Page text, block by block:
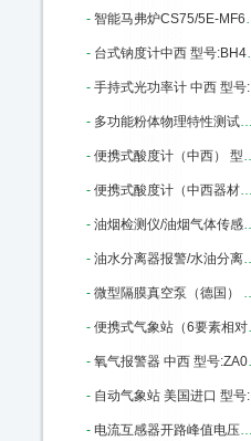
- 智能马弗炉CS75/5E-MF6100升级款中西 型号:CS75/5E-MF6100K库号：M393139
- 台式钠度计中西 型号:BH43/D-HK-51库号：M398040
- 手持式光功率计 中西 型号:BL10-LXP200库号：M404993
- 多功能粉体物理特性测试仪/（中西） 型号:M206606库号：M206606
- 便携式酸度计（中西） 型号:CH10-520库号：M227435
- 便携式酸度计（中西器材） 型号:CH10-520库号：M227435
- 油烟检测仪/油烟气体传感器（中西） 型号:GA27-600-YY库号：M227440
- 油水分离器报警/水油分离报警器 中西 型号:AH37-XOC库号：M227441
- 微型隔膜真空泵（德国） 型号:SG88-KNF8-N86KNDC库号：M241701
- 便携式气象站（6要素相对湿度,带RS232 ） 中西 型号:ED01-AS-2000库号：M260278
- 氧气报警器 中西 型号:ZA03-CY30库号：M281184
- 自动气象站 美国进口 型号:JKY/WATCH DOG-2900ET库号：M317288
- 电流互感器开路峰值电压表 中西 型号:HC14-HCKL-H库号：M317836